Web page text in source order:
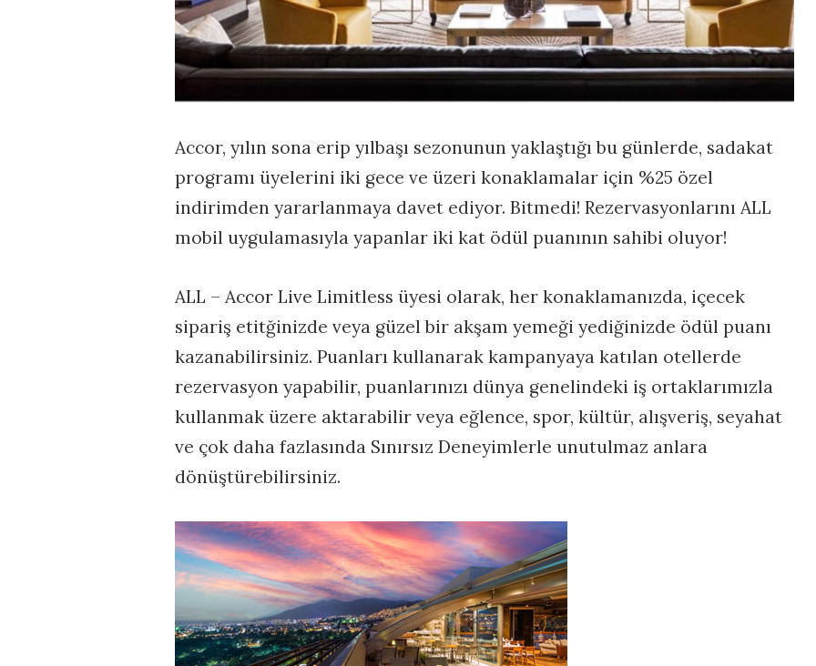
Accor, yılın sona erip yılbaşı sezonunun yaklaştığı bu günlerde, sadakat
programı üyelerini iki gece ve üzeri konaklamalar için %25 özel
indirimden yararlanmaya davet ediyor. Bitmedi! Rezervasyonlarını ALL
mobil uygulamasıyla yapanlar iki kat ödül puanının sahibi oluyor!
ALL – Accor Live Limitless üyesi olarak, her konaklamanızda, içecek
sipariş etitğinizde veya güzel bir akşam yemeği yediğinizde ödül puanı
kazanabilirsiniz. Puanları kullanarak kampanyaya katılan otellerde
rezervasyon yapabilir, puanlarınızı dünya genelindeki iş ortaklarımızla
kullanmak üzere aktarabilir veya eğlence, spor, kültür, alışveriş, seyahat
ve çok daha fazlasında Sınırsız Deneyimlerle unutulmaz anlara
dönüştürebilirsiniz.